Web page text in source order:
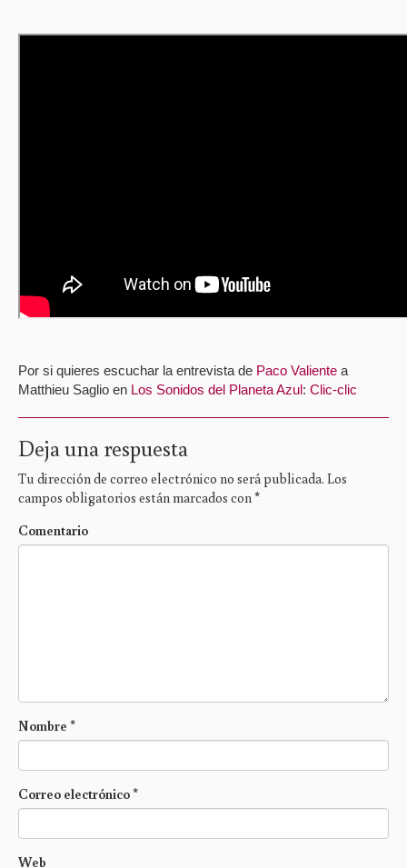
Por si quieres escuchar la entrevista de Paco Valiente a
Matthieu Saglio en Los Sonidos del Planeta Azul: Clic-clic
Deja una respuesta
Tu dirección de correo electrónico no será publicada. Los
campos obligatorios están marcados con*
Comentario
Nombre *
Correo electrónico*
Web